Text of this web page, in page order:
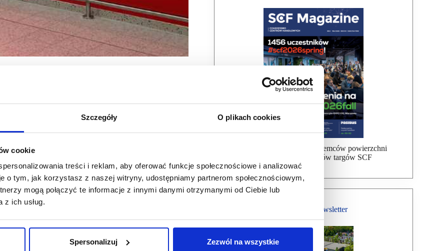
Szczegóły O plikach cookies
cookie
treści i reklam, aby oferować funkcje społecznościowe i analizować
o tym, jak korzystasz z naszej witryny, udostępniamy partnerom społecznościowym,
mogą połączyć te informacje z innymi danymi otrzymanymi od Ciebie lub
z ich usług.
Spersonalizuj Zezwól na wszystkie
Bemowie. Nowy sklep otworzył się dla
Mieszkańcy zachodniej części Warszawy wraz
ośmiu głównych kategorii: narzędzia i maszyny,
wypoczynek, motoryzacja oraz artykuły
międzynarodowych, które cieszą się uznaniem
sieć utrzymuje konkurencyjne ceny bez utraty
sieci o wartości 200 zł, atrakcyjne promocje
majsterkowania, a także rodziny szukające
1 725 m kw. powierzchni sprzedażowej,
Bezpłatna wysyłka dla najemców powierzchni
handlowej, uczestników targów SCF
Bezpłatny Newsletter